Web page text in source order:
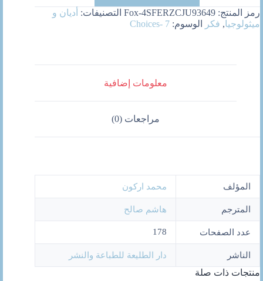
الى
تحليل
الخطاب
رمز المنتج: Fox-4SFERZCJU93649 التصنيفات: أديان و
ميثولوجيا, فكر الوسوم: Choices- 7
معلومات إضافية
مراجعات (0)
المؤلف محمد اركون
المترجم هاشم صالح
عدد الصفحات 178
الناشر دار الطليعة للطباعة والنشر
منتجات ذات صلة